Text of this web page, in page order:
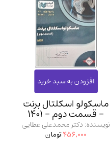
ماسکولو اسکلتال برنت
- قسمت دوم - 1401
نویسنده: دکتر محمدعلی عطایی
456,000تومان